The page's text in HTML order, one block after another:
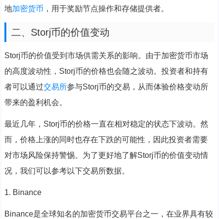
地加密货币 ，用于奖励节点操作和存储提供者。
二、Storj币的价值变动
Storj币的价值受到市场供需关系的影响。由于加密货币市场
的高度波动性，Storj币的价格也会随之波动。投资者和持有
者可以通过交易所参与Storj币的交易，从而体验价格变动所
带来的盈利机会。
最近几年，Storj币的价格一直在相对稳定的状态下波动。然
而，价格上涨的同时也存在下跌的可能性，因此投资者需要
对市场风险保持警惕。为了更好地了解Storj币的价值变动情
况，我们可以参考以下交易所数据。
1. Binance
Binance是全球知名的加密货币交易平台之一，在业界具有较